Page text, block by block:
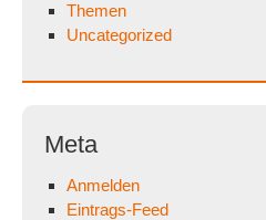
Themen
Uncategorized
Meta
Anmelden
Eintrags-Feed